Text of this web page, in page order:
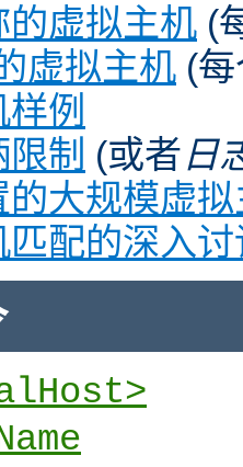
的虚拟主机 (
虚拟主机 (
例
制 (或者日
的大规模虚
匹配的深入讨